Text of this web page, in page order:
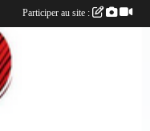
Participer au site :